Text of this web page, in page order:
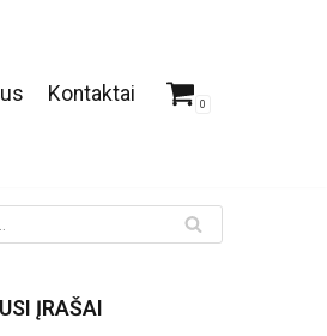
Kontaktai 0
ĮRAŠAI